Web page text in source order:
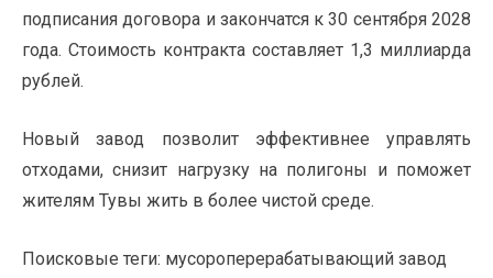
подписания договора и закончатся к 30 сентября 2028
года. Стоимость контракта составляет 1,3 миллиарда
рублей.
Новый завод позволит эффективнее управлять
отходами, снизит нагрузку на полигоны и поможет
жителям Тувы жить в более чистой среде.
Поисковые теги: мусороперерабатывающий завод